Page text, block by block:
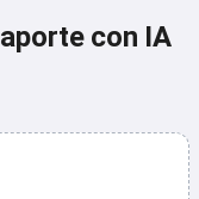
con IA